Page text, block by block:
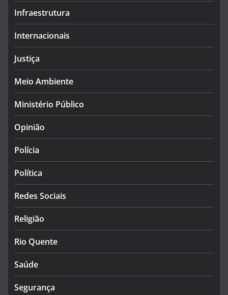
Infraestrutura
Internacionais
Justiça
Meio Ambiente
Ministério Público
Opinião
Polícia
Política
Redes Sociais
Religião
Rio Quente
Saúde
Segurança